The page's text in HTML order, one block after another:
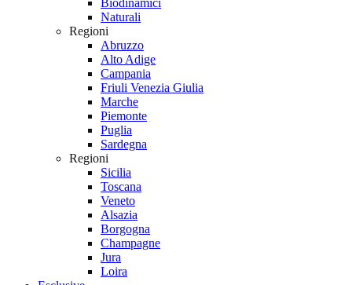
Biodinamici
Naturali
Regioni
Abruzzo
Alto Adige
Campania
Friuli Venezia Giulia
Marche
Piemonte
Puglia
Sardegna
Regioni
Sicilia
Toscana
Veneto
Alsazia
Borgogna
Champagne
Jura
Loira